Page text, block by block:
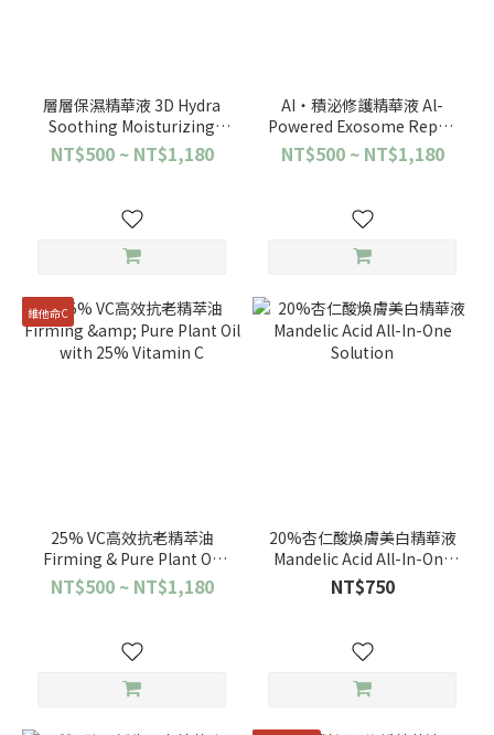
層層保濕精華液 3D Hydra
Soothing Moisturizing
Serum
NT$500 ~ NT$1,180
AI‧積泌修護精華液 Al-
Powered Exosome Repair
Essence
NT$500 ~ NT$1,180
維他命C
25% VC高效抗老精萃油
Firming & Pure Plant Oil
with 25% Vitamin C
NT$500 ~ NT$1,180
20%杏仁酸煥膚美白精華液
Mandelic Acid All-In-One
Solution
NT$750